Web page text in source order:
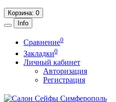
Корзина: 0
Info
Сравнение0
Закладки0
Личный кабинет
Авторизация
Регистрация